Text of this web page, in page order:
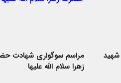
شهید
مراسم سوگواری شهادت
زهرا سلام الله علیها